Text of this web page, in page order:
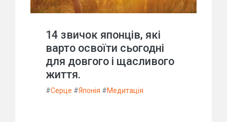
14 звичок японців, які
варто освоїти сьогодні
для довгого і щасливого
життя.
#Серце #Японія #Медитація